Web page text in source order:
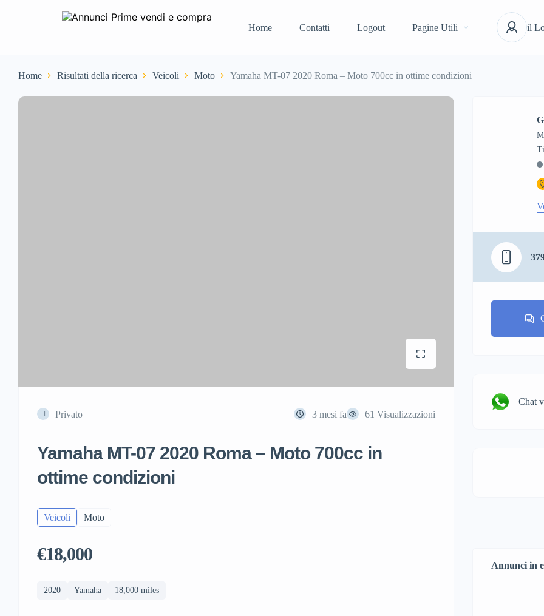
Home Contatti Logout Pagine Utili il
Home Risultati della ricerca Veicoli Moto Yamaha MT-07 2020 Roma – Moto 700cc in ottime condizioni
Privato 3 mesi fa 61 Visualizzazioni
Yamaha MT-07 2020 Roma – Moto 700cc in
ottime condizioni
Veicoli Moto
€18,000
2020 Yamaha 18,000 miles
Chat
Annunci in